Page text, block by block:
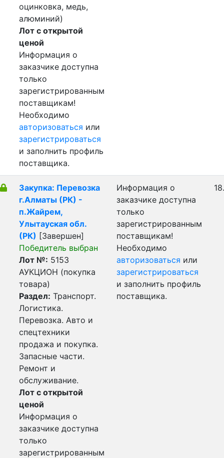
оцинковка, медь,
алюминий)
Лот с открытой
ценой
Информация о
заказчике доступна
только
зарегистрированным
поставщикам!
Необходимо
авторизоваться или
зарегистрироваться
и заполнить профиль
поставщика.
Закупка: Перевозка
г.Алматы (РК) -
п.Жайрем,
Улытауская обл.
(РК) [Завершен]
Победитель выбран
Лот №: 5153
АУКЦИОН (покупка
товара)
Раздел: Транспорт.
Логистика.
Перевозка. Авто и
спецтехники
продажа и покупка.
Запасные части.
Ремонт и
обслуживание.
Лот с открытой
ценой
Информация о
заказчике доступна
только
зарегистрированным
Информация о
заказчике доступна
только
зарегистрированным
поставщикам!
Необходимо
авторизоваться или
зарегистрироваться
и заполнить профиль
поставщика.